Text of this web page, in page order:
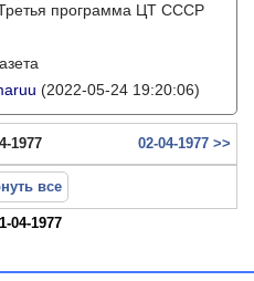
программа ЦТ ССCР
(2022-05-24 19:20:06)
1977 02-04-1977 >>
все
04-1977